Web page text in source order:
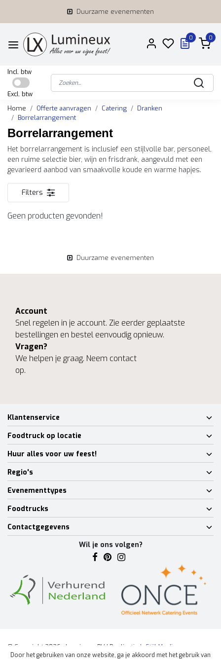
Duurzame evenementen
0 0
Incl. btw
Excl. btw
Home
Offerte aanvragen Catering
Dranken
Borrelarrangement
Borrelarrangement
Het borrelarrangement is inclusief een stijlvolle bar, personeel,
een ruime selectie bier, wijn en frisdrank, aangevuld met een
gevarieerd aanbod van smaakvolle koude en warme hapjes.
Filters
Geen producten gevonden!
Duurzame evenementen
Account
Snel regelen in je account. Zie eerder geplaatste
bestellingen en bestel eenvoudig opnieuw.
Vragen?
We helpen je graag. Neem contact
op.
Klantenservice
Foodtruck op locatie
Huur alles voor uw feest!
Regio's
Evenementtypes
Foodtrucks
Contactgegevens
Wil je ons volgen?
© Copyright 2026 - Lumineux BV | Realisatie
InStijl Media
Algemene voorwaarden|Disclaimer|Privacy Policy|Sitemap |
Door het gebruiken van onze website, ga je akkoord met het gebruik van